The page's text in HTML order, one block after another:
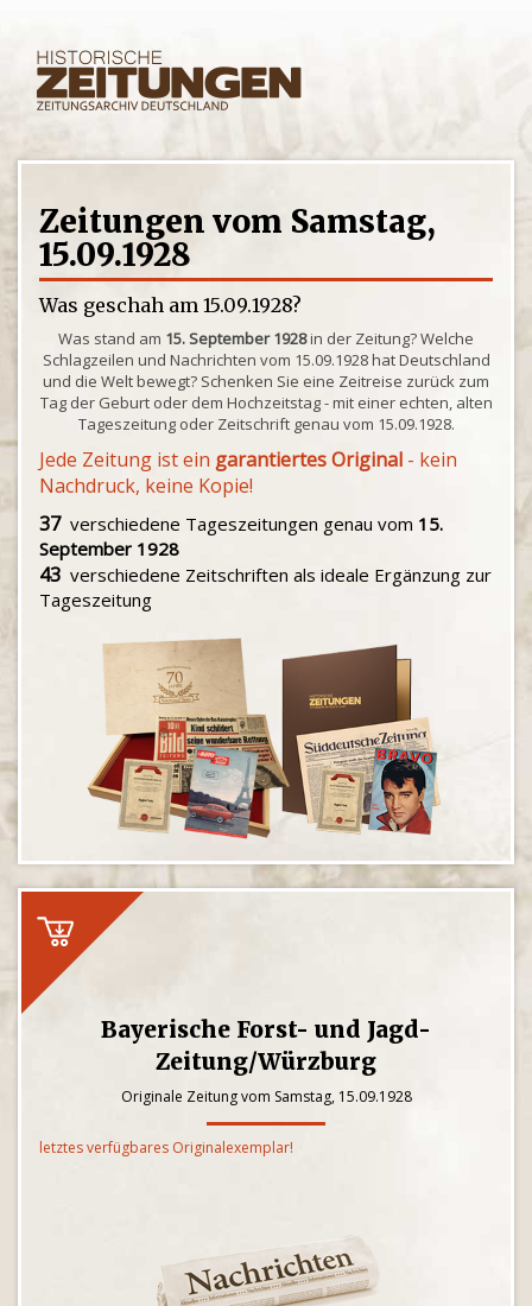
Zeitungen vom Samstag,
15.09.1928
Was geschah am 15.09.1928?
Was stand am 15. September 1928in der Zeitung? Welche
Schlagzeilen und Nachrichten vom 15.09.1928 hat Deutschland
und die Welt bewegt? Schenken Sie eine Zeitreise zurück zum
Tag der Geburt oder dem Hochzeitstag - mit einer echten, alten
Tageszeitung oder Zeitschrift genau vom 15.09.1928.
Jede Zeitung ist ein garantiertes Original - kein
Nachdruck, keine Kopie!
37verschiedene Tageszeitungen genau vom 15.
September 1928
43 verschiedene Zeitschriften als ideale Ergänzung zur
Tageszeitung
Bayerische Forst- und Jagd-
Zeitung/Würzburg
Originale Zeitung vom Samstag, 15.09.1928
letztes verfügbares Originalexemplar!